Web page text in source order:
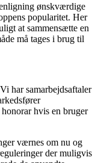
ønskværdige
popularitet. Her
at sammensætte en
må tages i brug til
har samarbejdsaftaler
hvis en bruger
værnes om nu og
der muligvis